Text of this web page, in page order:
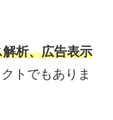
析、広告表示
トでもありま